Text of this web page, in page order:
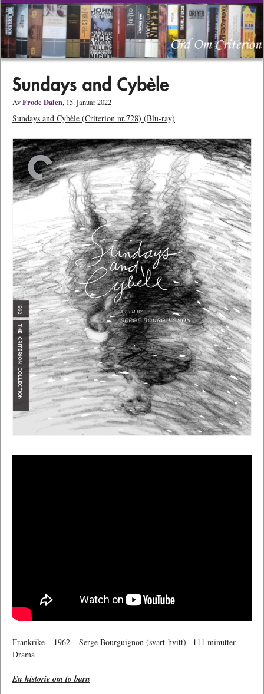
AvFrode Dalen, 15. januar 2022
Sundays and Cybèle (Criterion nr.728) (Blu-ray)
Frankrike – 1962 – Serge Bourguignon (svart-hvitt) –111 minutter –
Drama
En historie om to barn